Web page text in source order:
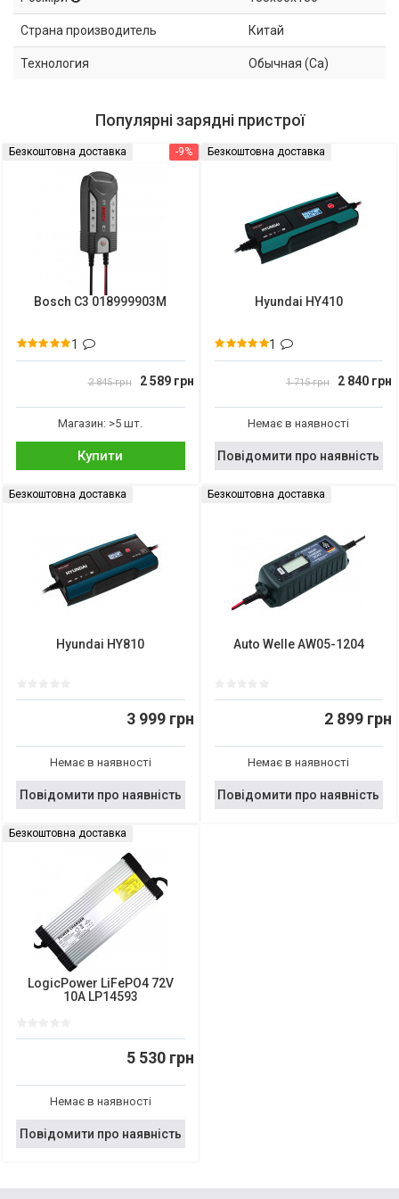
Страна производитель Китай
Технология Обычная (Ca)
Популярні зарядні пристрої
-9%
Безкоштовна доставка
Bosch C3 018999903M
1
2 845 грн 2 589 грн
Магазин: >5 шт.
Купити
Безкоштовна доставка
Hyundai HY410
1
1 715 грн 2 840 грн
Немає в наявності
Повідомити про наявність
Безкоштовна доставка
Hyundai HY810
3 999 грн
Немає в наявності
Повідомити про наявність
Безкоштовна доставка
Auto Welle AW05-1204
2 899 грн
Немає в наявності
Повідомити про наявність
Безкоштовна доставка
LogicPower LiFePO4 72V
10A LP14593
5 530 грн
Немає в наявності
Повідомити про наявність